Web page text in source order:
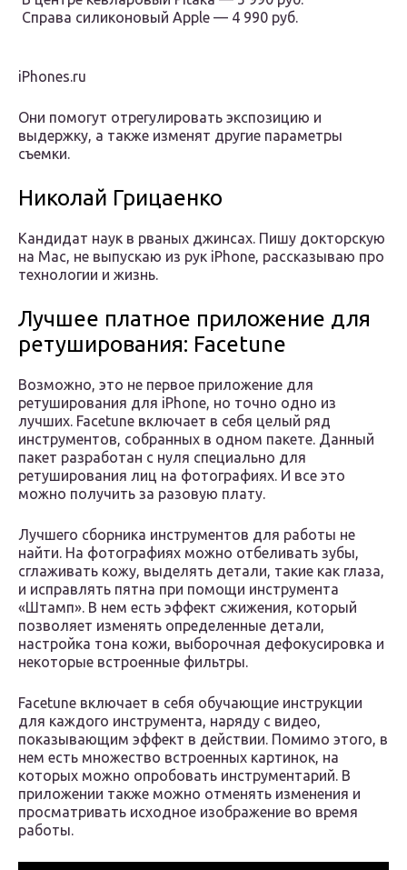
️ Справа силиконовый Apple — 4 990 руб.
iPhones.ru
Они помогут отрегулировать экспозицию и
выдержку, а также изменят другие параметры
съемки.
Николай Грицаенко
Кандидат наук в рваных джинсах. Пишу докторскую
на Mac, не выпускаю из рук iPhone, рассказываю про
технологии и жизнь.
Лучшее платное приложение для
ретуширования: Facetune
Возможно, это не первое приложение для
ретуширования для iPhone, но точно одно из
лучших. Facetune включает в себя целый ряд
инструментов, собранных в одном пакете. Данный
пакет разработан с нуля специально для
ретуширования лиц на фотографиях. И все это
можно получить за разовую плату.
Лучшего сборника инструментов для работы не
найти. На фотографиях можно отбеливать зубы,
сглаживать кожу, выделять детали, такие как глаза,
и исправлять пятна при помощи инструмента
«Штамп». В нем есть эффект сжижения, который
позволяет изменять определенные детали,
настройка тона кожи, выборочная дефокусировка и
некоторые встроенные фильтры.
Facetune включает в себя обучающие инструкции
для каждого инструмента, наряду с видео,
показывающим эффект в действии. Помимо этого, в
нем есть множество встроенных картинок, на
которых можно опробовать инструментарий. В
приложении также можно отменять изменения и
просматривать исходное изображение во время
работы.